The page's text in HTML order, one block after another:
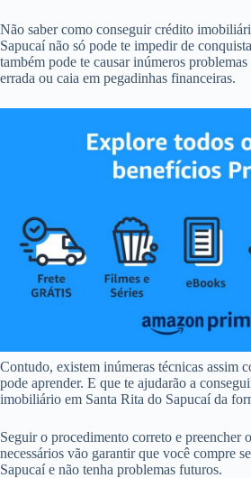
Não saber como conseguir crédito
Sapucaí não só pode te impedir de
também pode te causar inúmeros
errada ou caia em pegadinhas financeiras.
Contudo, existem inúmeras técnicas assim
pode aprender. E que te ajudarão a
imobiliário em Santa Rita do Sapucaí da
Seguir o procedimento correto e preencher
necessários vão garantir que você compre
Sapucaí e não tenha problemas futuros.